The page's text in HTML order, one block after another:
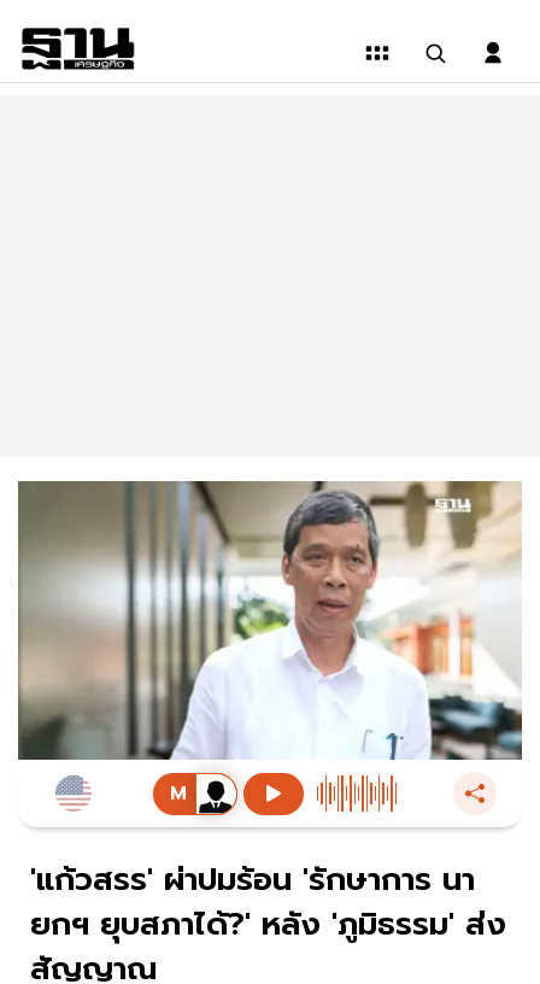
'แก้วสรร' ผ่าปมร้อน 'รักษาการ นา
ยกฯ ยุบสภาได้?' หลัง 'ภูมิธรรม' ส่ง
สัญญาณ